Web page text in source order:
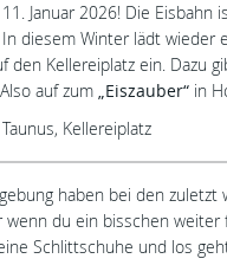
Januar 2026! Die
diesem Winter lädt
den Kellereiplatz ein. Dazu
auf zum „Eiszauber“ in
Kellereiplatz
haben bei den
wenn du ein bisschen
Schlittschuhe und los